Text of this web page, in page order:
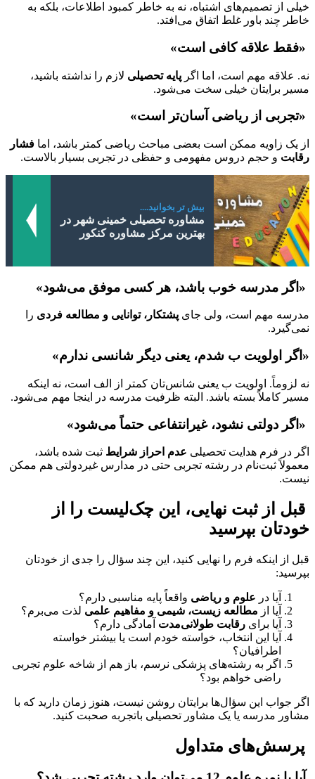
خیلی از تصمیم‌های اشتباه، نه به خاطر کمبود اطلاعات، بلکه به
خاطر چند باور غلط اتفاق می‌افتد.
«فقط علاقه کافی است»
نه. علاقه مهم است، اما اگر پایه تحصیلی لازم را نداشته باشید،
مسیر برایتان خیلی سخت می‌شود.
«تجربی از ریاضی آسان‌تر است»
از یک زاویه ممکن است بعضی مباحث ریاضی کمتر باشد، اما فشار
رقابت و حجم دروس مفهومی و حفظی در تجربی بسیار بالاست.
بیش تر بخوانید....
مشاوره تحصیلی خمینی شهر در
بهترین مرکز مشاوره کنکور
«اگر مدرسه خوب باشد، هر کسی موفق می‌شود»
مدرسه مهم است، ولی جای پشتکار، توانایی و مطالعه فردی را
نمی‌گیرد.
«اگر اولویت ب شدم، یعنی دیگر شانسی ندارم»
نه لزوماً. اولویت ب یعنی شانس‌تان کمتر از الف است، نه اینکه
مسیر کاملاً بسته باشد. البته ظرفیت مدرسه در اینجا مهم می‌شود.
«اگر دولتی نشود، غیرانتفاعی حتماً می‌شود»
اگر در فرم هدایت تحصیلی عدم احراز شرایط ثبت شده باشد،
معمولاً ثبت‌نام در رشته تجربی حتی در مدارس غیردولتی هم ممکن
نیست.
قبل از ثبت نهایی، این چک‌لیست را از
خودتان بپرسید
قبل از اینکه فرم را نهایی کنید، این چند سؤال را جدی از خودتان
بپرسید:
آیا در علوم و ریاضی واقعاً پایه مناسبی دارم؟
آیا از مطالعه زیست، شیمی و مفاهیم علمی لذت می‌برم؟
آیا برای رقابت طولانی‌مدت آمادگی دارم؟
آیا این انتخاب، خواسته خودم است یا بیشتر خواسته
اطرافیان؟
اگر به رشته‌های پزشکی نرسم، باز هم از شاخه علوم تجربی
راضی خواهم بود؟
اگر جواب این سؤال‌ها برایتان روشن نیست، هنوز زمان دارید که با
مشاور مدرسه یا یک مشاور تحصیلی باتجربه صحبت کنید.
پرسش‌های متداول